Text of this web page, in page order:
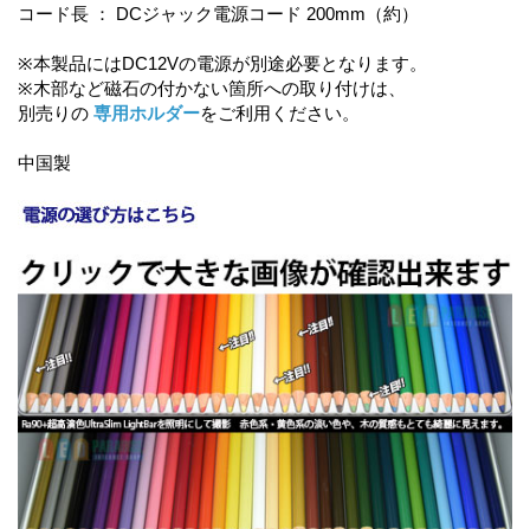
コード長 ： DCジャック電源コード 200mm（約）
※本製品にはDC12Vの電源が別途必要となります。
※木部など磁石の付かない箇所への取り付けは、
別売りの 専用ホルダーをご利用ください。
中国製